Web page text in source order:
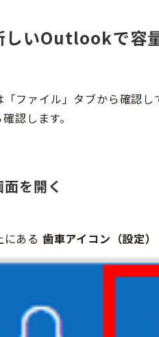
しいOutlookで容
ファイル」タブから確認
認します。
を開く
ある 歯車アイコン（設定）